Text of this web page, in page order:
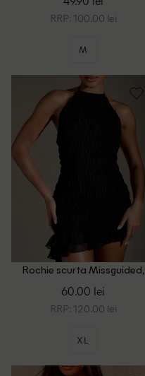
RRP: 100.00 lei
M
Rochie scurta Missguided,
60.00 lei
RRP: 120.00 lei
XL